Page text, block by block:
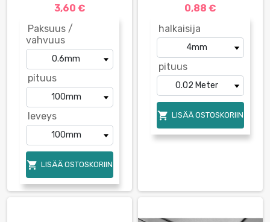
3,60 €
Paksuus /
vahvuus
pituus
leveys
 LISÄÄ OSTOSKORIIN
0,88 €
halkaisija
pituus
 LISÄÄ OSTOSKORIIN